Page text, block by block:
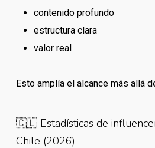
contenido profundo
estructura clara
valor real
Esto amplía el alcance más allá
🇨🇱 Estadísticas de
Chile (2026)